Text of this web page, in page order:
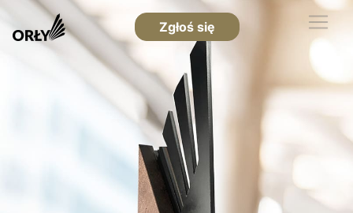
Zgłoś się